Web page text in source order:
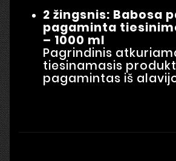
2 žingsnis: Babosa
pagaminta
– 1000 ml
Pagrindinis
tiesinamasis
pagamintas iš